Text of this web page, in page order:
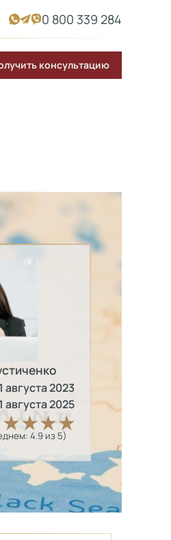
0 800 339 284
консультацию
августа 2023
августа 2025
4.9из 5)